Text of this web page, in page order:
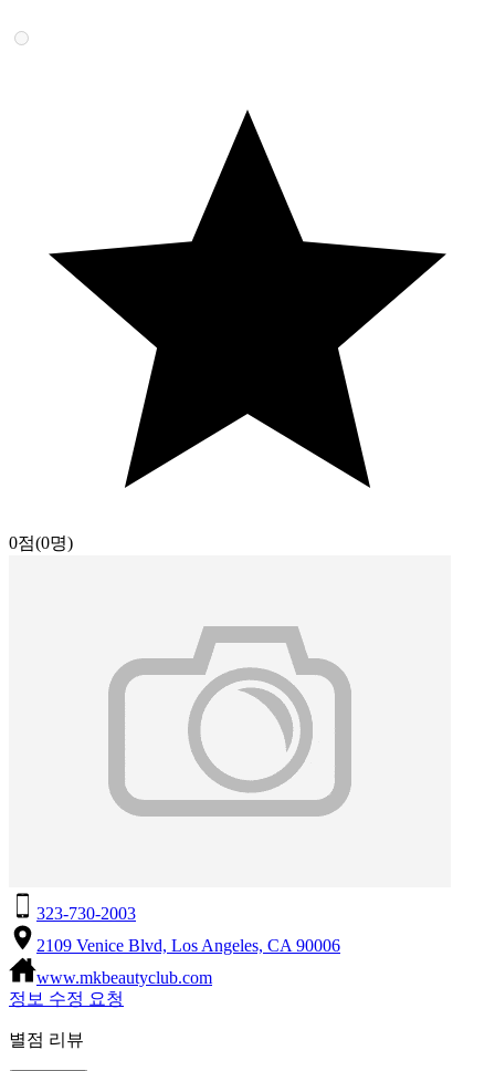
0점(0명)
323-730-2003
2109 Venice Blvd, Los Angeles, CA 90006
www.mkbeautyclub.com
정보 수정 요청
별점 리뷰